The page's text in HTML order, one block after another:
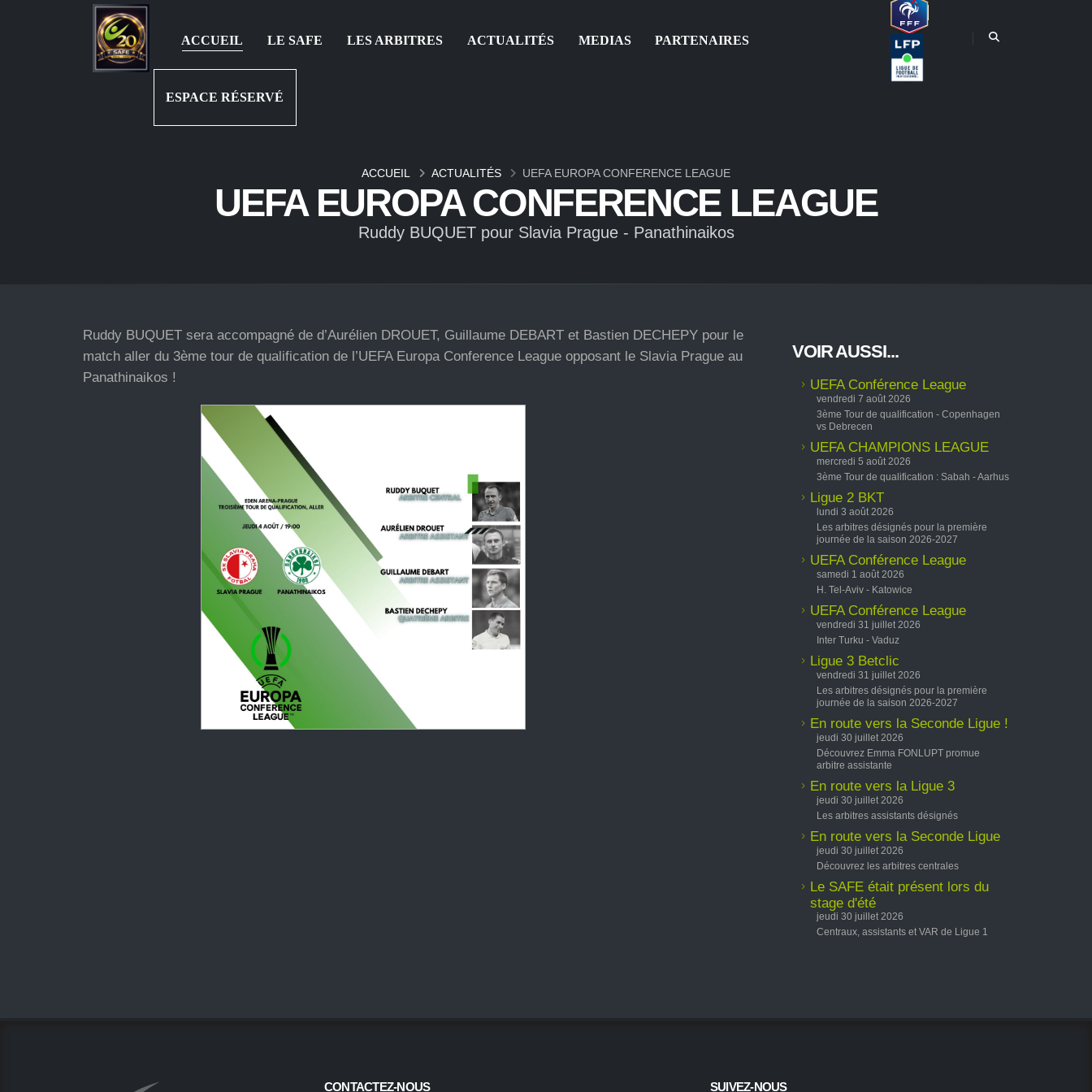
ACCUEIL LE SAFE LES ARBITRES ACTUALITÉS MEDIAS PARTENAIRES
ESPACE RÉSERVÉ
UEFA EUROPA CONFERENCE LEAGUE
Ruddy BUQUET pour Slavia Prague - Panathinaikos
ACCUEIL ACTUALITÉS UEFA EUROPA CONFERENCE LEAGUE
Ruddy BUQUET sera accompagné de d’Aurélien DROUET, Guillaume DEBART et Bastien DECHEPY pour le
match aller du 3ème tour de qualification de l’UEFA Europa Conference League opposant le Slavia Prague au
Panathinaikos !
VOIR AUSSI...
UEFA Conférence League
vendredi 7 août 2026
3ème Tour de qualification - Copenhagen
vs Debrecen
UEFA CHAMPIONS LEAGUE
mercredi 5 août 2026
3ème Tour de qualification : Sabah - Aarhus
Ligue 2 BKT
lundi 3 août 2026
Les arbitres désignés pour la première
journée de la saison 2026-2027
UEFA Conférence League
samedi 1 août 2026
H. Tel-Aviv - Katowice
UEFA Conférence League
vendredi 31 juillet 2026
Inter Turku - Vaduz
Ligue 3 Betclic
vendredi 31 juillet 2026
Les arbitres désignés pour la première
journée de la saison 2026-2027
En route vers la Seconde Ligue !
jeudi 30 juillet 2026
Découvrez Emma FONLUPT promue
arbitre assistante
En route vers la Ligue 3
jeudi 30 juillet 2026
Les arbitres assistants désignés
En route vers la Seconde Ligue
jeudi 30 juillet 2026
Découvrez les arbitres centrales
Le SAFE était présent lors du
stage d'été
jeudi 30 juillet 2026
Centraux, assistants et VAR de Ligue 1
CONTACTEZ-NOUS SUIVEZ-NOUS